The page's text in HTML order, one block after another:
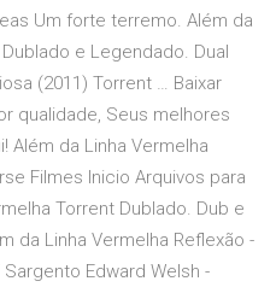
Um forte terremo. Além da
e Legendado. Dual
(2011) Torrent … Baixar
qualidade, Seus melhores
Além da Linha Vermelha
Filmes Inicio Arquivos para
Torrent Dublado. Dub e
da Linha Vermelha Reflexão -
Edward Welsh -